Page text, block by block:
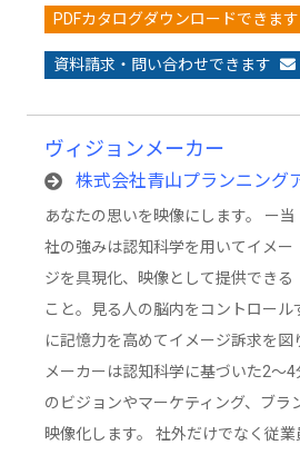
PDFカタログダウンロードできます
資料請求・問い合わせできます
ヴィジョンメーカー
株式会社青山プランニング
あなたの思いを映像にします。 ー当
社の強みは認知科学を用いてイメー
ジを具現化、映像として提供できる
こと。見る人の脳内をコントロール
に記憶力を高めてイメージ訴求を図
メーカーは認知科学に基づいた2～
のビジョンやマーケティング、ブラ
映像化します。 社外だけでなく従